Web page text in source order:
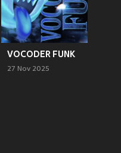
VOCODER FUNK
27 Nov 2025